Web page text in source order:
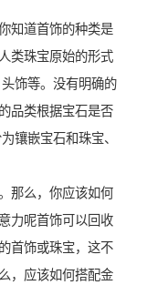
道首饰的种类是
类珠宝原始的形式
饰等。没有明确的
品类根据宝石是否
镶嵌宝石和珠宝、
么，你应该如何
力呢首饰可以回收
首饰或珠宝，这不
，应该如何搭配金